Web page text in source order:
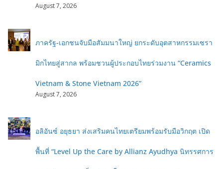
August 7, 2026
ภาครัฐ-เอกชนจับมือสัมมนาใหญ่ ยกระดับอุตสาหกรรมเซรา
มิกไทยสู่สากล พร้อมชวนผู้ประกอบไทยร่วมงาน “Ceramics
Vietnam & Stone Vietnam 2026”
August 7, 2026
อลิอันซ์ อยุธยา ส่งเสริมคนไทยเตรียมพร้อมรับมือวิกฤต เปิด
พื้นที่ “Level Up the Care by Allianz Ayudhya นิทรรศการ